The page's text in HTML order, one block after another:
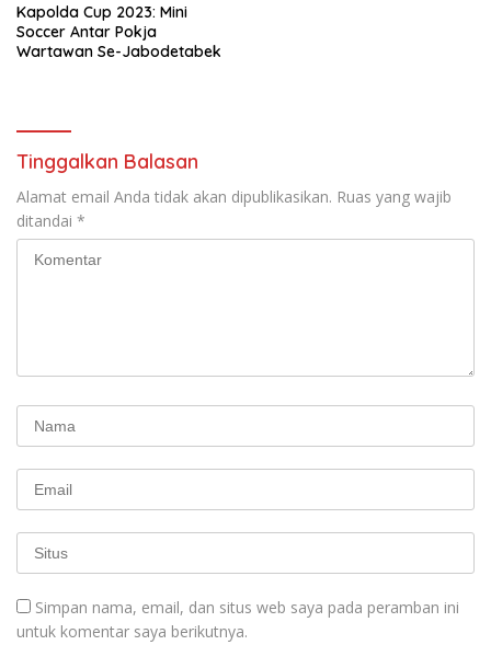
Kapolda Cup 2023: Mini
Soccer Antar Pokja
Wartawan Se-Jabodetabek
Tinggalkan Balasan
Alamat email Anda tidak akan dipublikasikan. Ruas yang wajib
ditandai *
Simpan nama, email, dan situs web saya pada peramban ini
untuk komentar saya berikutnya.